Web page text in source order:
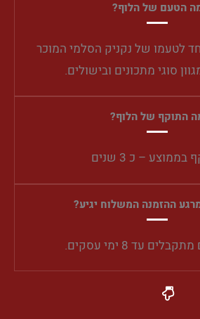
הטעם של הלוף?
לטעמו של נקניק הסלמי המוכר
סוגי מתכונים ובישולים.
התוקף של הלוף?
– כ 3 שנים
ההזמנה המשלוח יגיע?
עד 8 ימי עסקים.